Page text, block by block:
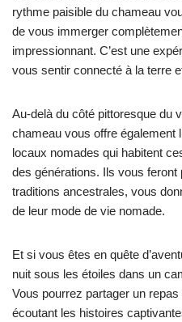
rythme paisible du chameau
de vous immerger
impressionnant. C’est une
vous sentir connecté à la terre
Au-delà du côté pittoresque du
chameau vous offre également
locaux nomades qui habitent
des générations. Ils vous feront
traditions ancestrales, vous
de leur mode de vie nomade.
Et si vous êtes en quête
nuit sous les étoiles dans un
Vous pourrez partager un
écoutant les histoires